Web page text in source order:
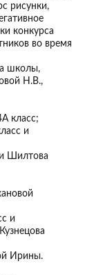
рисунки,
конкурса
во время
школы,
Н.В.,
класс;
и
Шилтова
и
Ирины.